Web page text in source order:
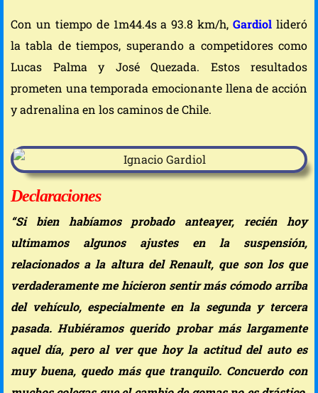
Con un tiempo de 1m44.4s a 93.8 km/h,Gardiol lideró
la tabla de tiempos, superando a competidores como
Lucas Palma y José Quezada. Estos resultados
prometen una temporada emocionante llena de acción
y adrenalina en los caminos de Chile.
Declaraciones
“Si bien habíamos probado anteayer, recién hoy
ultimamos algunos ajustes en la suspensión,
relacionados a la altura del Renault, que son los que
verdaderamente me hicieron sentir más cómodo arriba
del vehículo, especialmente en la segunda y tercera
pasada. Hubiéramos querido probar más largamente
aquel día, pero al ver que hoy la actitud del auto es
muy buena, quedo más que tranquilo. Concuerdo con